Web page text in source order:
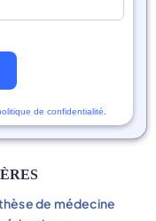
de confidentialité
de médecine